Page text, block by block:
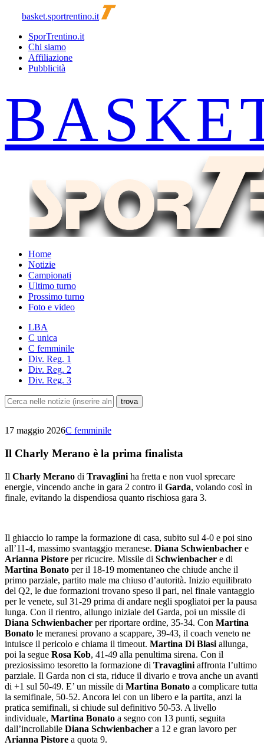
basket.sportrentino.it
SporTrentino.it
Chi siamo
Affiliazione
Pubblicità
Home
Notizie
Campionati
Ultimo turno
Prossimo turno
Foto e video
LBA
C unica
C femminile
Div. Reg. 1
Div. Reg. 2
Div. Reg. 3
17 maggio 2026C femminile
Il Charly Merano è la prima finalista
Il Charly Merano di Travaglini ha fretta e non vuol sprecare
energie, vincendo anche in gara 2 contro il Garda, volando così in
finale, evitando la dispendiosa quanto rischiosa gara 3.
Il ghiaccio lo rampe la formazione di casa, subito sul 4-0 e poi sino
all’11-4, massimo svantaggio meranese. Diana Schwienbacher e
Arianna Pistore per ricucire. Missile di Schwienbacher e di
Martina Bonato per il 18-19 momentaneo che chiude anche il
primo parziale, partito male ma chiuso d’autorità. Inizio equilibrato
del Q2, le due formazioni trovano speso il pari, nel finale vantaggio
per le venete, sul 31-29 prima di andare negli spogliatoi per la pausa
lunga. Con il rientro, allungo iniziale del Garda, poi un missile di
Diana Schwienbacher per riportare ordine, 35-34. Con Martina
Bonato le meranesi provano a scappare, 39-43, il coach veneto ne
intuisce il pericolo e chiama il timeout. Martina Di Blasi allunga,
poi la segue Rosa Kob, 41-49 alla penultima sirena. Con il
preziosissimo tesoretto la formazione di Travaglini affronta l’ultimo
parziale. Il Garda non ci sta, riduce il divario e trova anche un avanti
di +1 sul 50-49. E’ un missile di Martina Bonato a complicare tutta
la semifinale, 50-52. Ancora lei con un libero e la partita, anzi la
pratica semifinali, si chiude sul definitivo 50-53. A livello
individuale, Martina Bonato a segno con 13 punti, seguita
dall’incrollabile Diana Schwienbacher a 12 e gran lavoro per
Arianna Pistore a quota 9.